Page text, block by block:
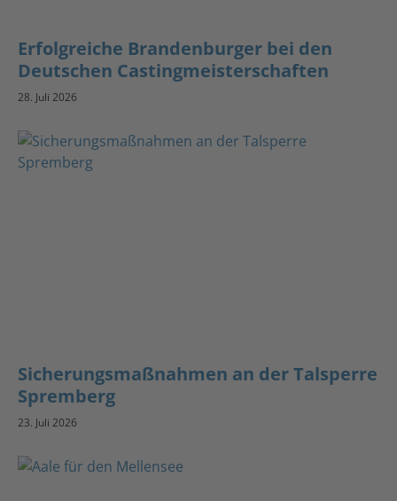
Erfolgreiche Brandenburger bei den
Deutschen Castingmeisterschaften
28. Juli 2026
Sicherungsmaßnahmen an der Talsperre
Spremberg
23. Juli 2026